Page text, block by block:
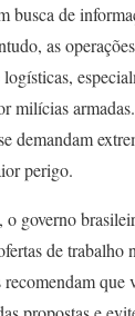
busca de
as
milícias
demandam
perigo.
o governo
de trabalho
que